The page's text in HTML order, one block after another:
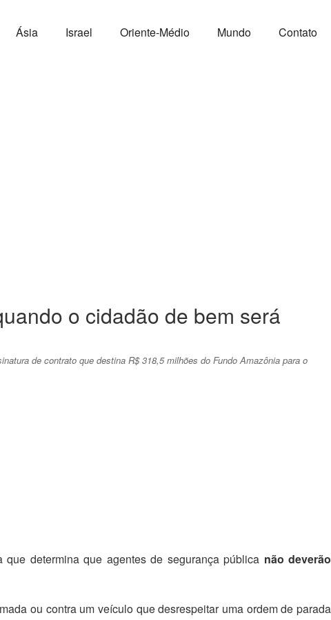
Ásia Israel Oriente-Médio Mundo Contato
o cidadão de bem será
de contrato que destina R$ 318,5 milhões do Fundo Amazônia para o
determina que agentes de segurança pública não deverão
ou contra um veículo que desrespeitar uma ordem de parada